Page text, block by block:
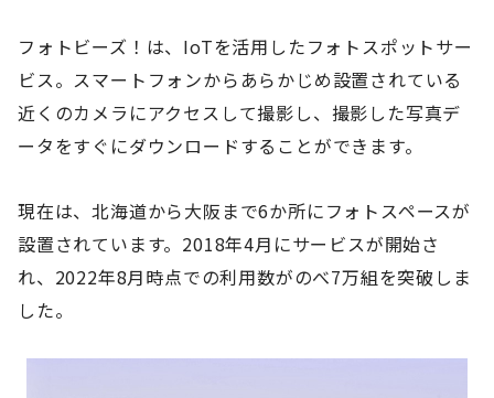
フォトビーズ！は、IoTを活用したフォトスポットサー
ビス。スマートフォンからあらかじめ設置されている
近くのカメラにアクセスして撮影し、撮影した写真デ
ータをすぐにダウンロードすることができます。
現在は、北海道から大阪まで6か所にフォトスペースが
設置されています。2018年4月にサービスが開始さ
れ、2022年8月時点での利用数がのべ7万組を突破しま
した。